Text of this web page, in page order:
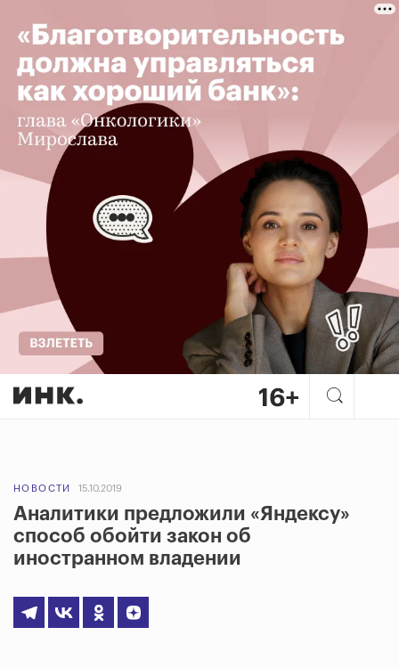
НОВОСТИ 15.10.2019
Аналитики предложили «Яндексу»
способ обойти закон об
иностранном владении